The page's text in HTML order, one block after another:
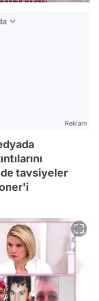
Reklam
tavsiyeler